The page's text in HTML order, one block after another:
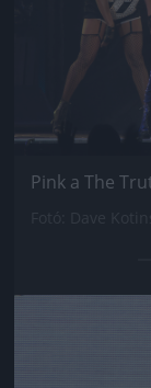
Pink a The